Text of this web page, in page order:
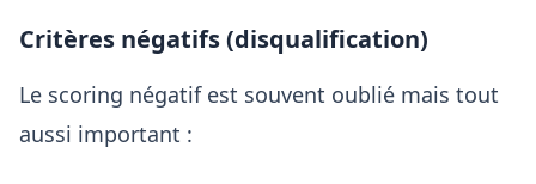
Critères négatifs (disqualification)
Le scoring négatif est souvent oublié mais tout
aussi important :